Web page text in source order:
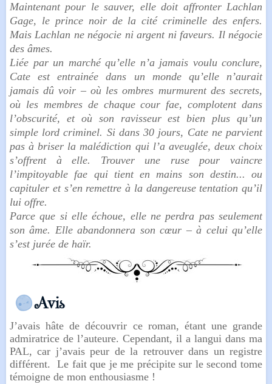
Maintenant pour le sauver, elle doit affronter Lachlan
Gage, le prince noir de la cité criminelle des enfers.
Mais Lachlan ne négocie ni argent ni faveurs. Il négocie
des âmes.
Liée par un marché qu’elle n’a jamais voulu conclure,
Cate est entrainée dans un monde qu’elle n’aurait
jamais dû voir – où les ombres murmurent des secrets,
où les membres de chaque cour fae, complotent dans
l’obscurité, et où son ravisseur est bien plus qu’un
simple lord criminel. Si dans 30 jours, Cate ne parvient
pas à briser la malédiction qui l’a aveuglée, deux choix
s’offrent à elle. Trouver une ruse pour vaincre
l’impitoyable fae qui tient en mains son destin... ou
capituler et s’en remettre à la dangereuse tentation qu’il
lui offre.
Parce que si elle échoue, elle ne perdra pas seulement
son âme. Elle abandonnera son cœur – à celui qu’elle
s’est jurée de haïr.
J’avais hâte de découvrir ce roman, étant une grande
admiratrice de l’auteure. Cependant, il a langui dans ma
PAL, car j’avais peur de la retrouver dans un registre
différent. Le fait que je me précipite sur le second tome
témoigne de mon enthousiasme !